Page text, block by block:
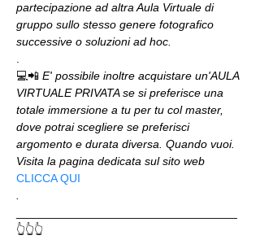
partecipazione ad altra Aula Virtuale di
gruppo sullo stesso genere fotografico
successive o soluzioni ad hoc.
💻📲 E' possibile inoltre acquistare un'AULA
VIRTUALE PRIVATA se si preferisce una
totale immersione a tu per tu col master,
dove potrai scegliere se preferisci
argomento e durata diversa. Quando vuoi.
Visita la pagina dedicata sul sito web
CLICCA QUI
👆👆👆